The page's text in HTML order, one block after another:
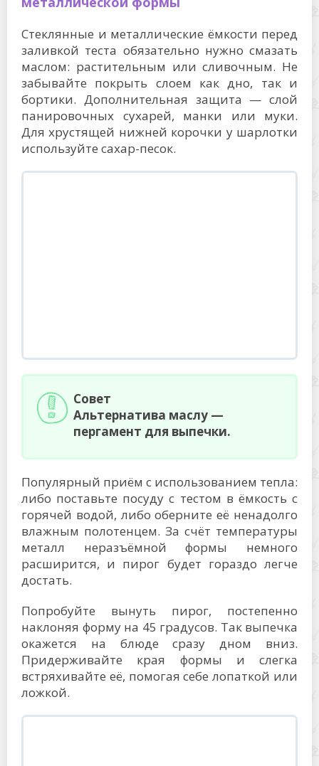
Стеклянные и металлические ёмкости перед
заливкой теста обязательно нужно смазать
маслом: растительным или сливочным. Не
забывайте покрыть слоем как дно, так и
бортики. Дополнительная защита — слой
панировочных сухарей, манки или муки.
Для хрустящей нижней корочки у шарлотки
используйте сахар-песок.
Совет
Альтернатива маслу —
пергамент для выпечки.
Популярный приём с использованием тепла:
либо поставьте посуду с тестом в ёмкость с
горячей водой, либо оберните её ненадолго
влажным полотенцем. За счёт температуры
металл неразъёмной формы немного
расширится, и пирог будет гораздо легче
достать.
Попробуйте вынуть пирог, постепенно
наклоняя форму на 45 градусов. Так выпечка
окажется на блюде сразу дном вниз.
Придерживайте края формы и слегка
встряхивайте её, помогая себе лопаткой или
ложкой.